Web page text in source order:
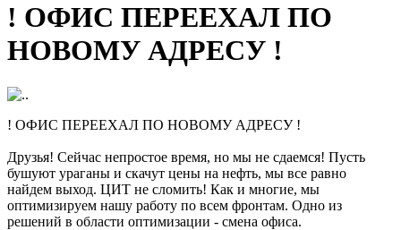
! ОФИС ПЕРЕЕХАЛ ПО
НОВОМУ АДРЕСУ !
! ОФИС ПЕРЕЕХАЛ ПО НОВОМУ АДРЕСУ !
Друзья! Сейчас непростое время, но мы не сдаемся! Пусть
бушуют ураганы и скачут цены на нефть, мы все равно
найдем выход. ЦИТ не сломить! Как и многие, мы
оптимизируем нашу работу по всем фронтам. Одно из
решений в области оптимизации - смена офиса.